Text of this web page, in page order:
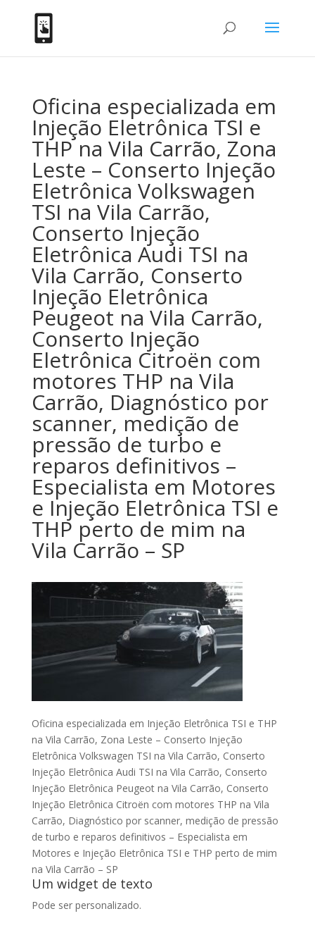
Oficina especializada em
Injeção Eletrônica TSI e
THP na Vila Carrão, Zona
Leste – Conserto Injeção
Eletrônica Volkswagen
TSI na Vila Carrão,
Conserto Injeção
Eletrônica Audi TSI na
Vila Carrão, Conserto
Injeção Eletrônica
Peugeot na Vila Carrão,
Conserto Injeção
Eletrônica Citroën com
motores THP na Vila
Carrão, Diagnóstico por
scanner, medição de
pressão de turbo e
reparos definitivos –
Especialista em Motores
e Injeção Eletrônica TSI e
THP perto de mim na
Vila Carrão – SP
Oficina especializada em Injeção Eletrônica TSI e THP
na Vila Carrão, Zona Leste – Conserto Injeção
Eletrônica Volkswagen TSI na Vila Carrão, Conserto
Injeção Eletrônica Audi TSI na Vila Carrão, Conserto
Injeção Eletrônica Peugeot na Vila Carrão, Conserto
Injeção Eletrônica Citroën com motores THP na Vila
Carrão, Diagnóstico por scanner, medição de pressão
de turbo e reparos definitivos – Especialista em
Motores e Injeção Eletrônica TSI e THP perto de mim
na Vila Carrão – SP
Um widget de texto
Pode ser personalizado.